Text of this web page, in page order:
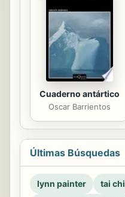
Cuaderno antártico
Oscar Barrientos
Últimas Búsquedas
lynn painter
tai chi